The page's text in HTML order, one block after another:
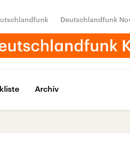
Deutschlandfunk
Archiv